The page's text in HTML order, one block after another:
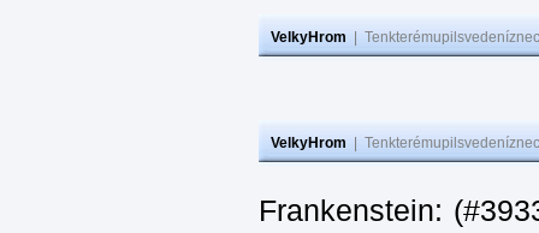
VelkyHrom
VelkyHrom
Frankenstein: